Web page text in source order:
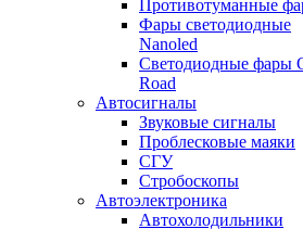
Противотуманные
Фары светодиодные
Nanoled
Светодиодные фары
Road
Автосигналы
Звуковые сигналы
Проблесковые маяки
СГУ
Стробоскопы
Автоэлектроника
Автохолодильники